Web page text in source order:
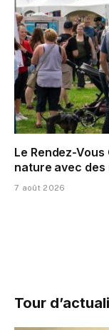
Le Rendez-
nature avec des
7 août 2026
Tour